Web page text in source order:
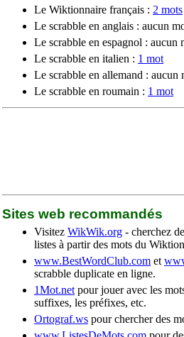
Le Wiktionnaire français : 2 mots
Le scrabble en anglais : aucun
Le scrabble en espagnol : aucun
Le scrabble en italien : 1 mot
Le scrabble en allemand : aucun
Le scrabble en roumain : 1 mot
Sites web recommandés
Visitez WikWik.org - cherchez
listes à partir des mots du
www.BestWordClub.com et
scrabble duplicate en ligne.
1Mot.net pour jouer avec les
suffixes, les préfixes, etc.
Ortograf.ws pour chercher des